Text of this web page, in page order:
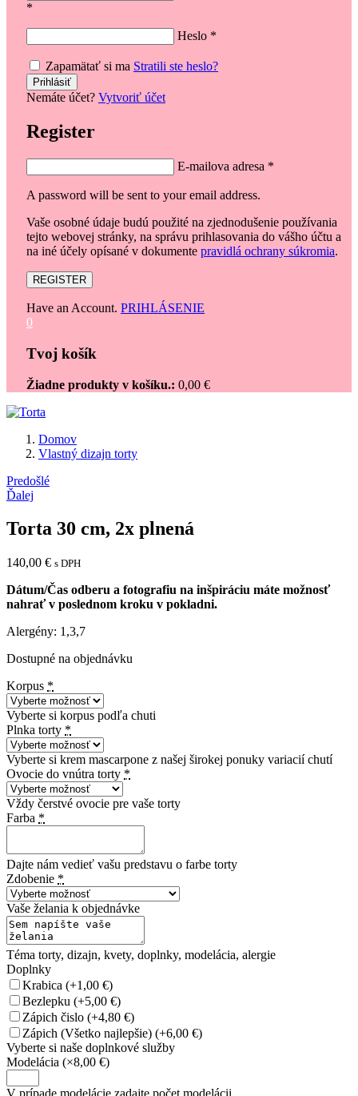
*
Heslo *
Zapamätať si ma Stratili ste heslo?
Nemáte účet? Vytvoriť účet
Register
E-mailova adresa *
A password will be sent to your email address.
Vaše osobné údaje budú použité na zjednodušenie používania
tejto webovej stránky, na správu prihlasovania do vášho účtu a
na iné účely opísané v dokumente pravidlá ochrany súkromia.
REGISTER
Have an Account. PRIHLÁSENIE
0
Tvoj košík
Žiadne produkty v košíku.: 0,00 €
Domov
Vlastný dizajn torty
Navigácia
v
článku
Predošlé
Ďalej
Torta 30 cm, 2x plnená
140,00 € s DPH
Dátum/Čas odberu a fotografiu na inšpiráciu máte možnosť
nahrať v poslednom kroku v pokladni.
Alergény: 1,3,7
Dostupné na objednávku
Korpus *
Vyberte si korpus podľa chuti
Plnka torty *
Vyberte si krem mascarpone z našej širokej ponuky variacií chutí
Ovocie do vnútra torty *
Vždy čerstvé ovocie pre vaše torty
Farba *
Dajte nám vedieť vašu predstavu o farbe torty
Zdobenie *
Vaše želania k objednávke
Téma torty, dizajn, kvety, doplnky, modelácia, alergie
Doplnky
Krabica (+1,00 €)
Bezlepku (+5,00 €)
Zápich čislo (+4,80 €)
Zápich (Všetko najlepšie) (+6,00 €)
Vyberte si naše doplnkové služby
Modelácia (×8,00 €)